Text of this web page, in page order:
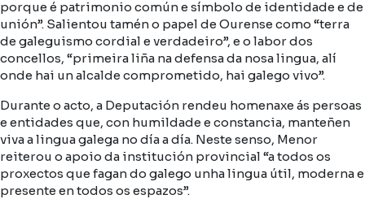
porque é patrimonio común e símbolo de identidade e de
unión”. Salientou tamén o papel de Ourense como “terra
de galeguismo cordial e verdadeiro”, e o labor dos
concellos, “primeira liña na defensa da nosa lingua, alí
onde hai un alcalde comprometido, hai galego vivo”.
Durante o acto, a Deputación rendeu homenaxe ás persoas
e entidades que, con humildade e constancia, manteñen
viva a lingua galega no día a día. Neste senso, Menor
reiterou o apoio da institución provincial “a todos os
proxectos que fagan do galego unha lingua útil, moderna e
presente en todos os espazos”.